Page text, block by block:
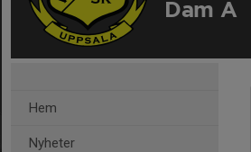
Dam A
Hem
Nyheter